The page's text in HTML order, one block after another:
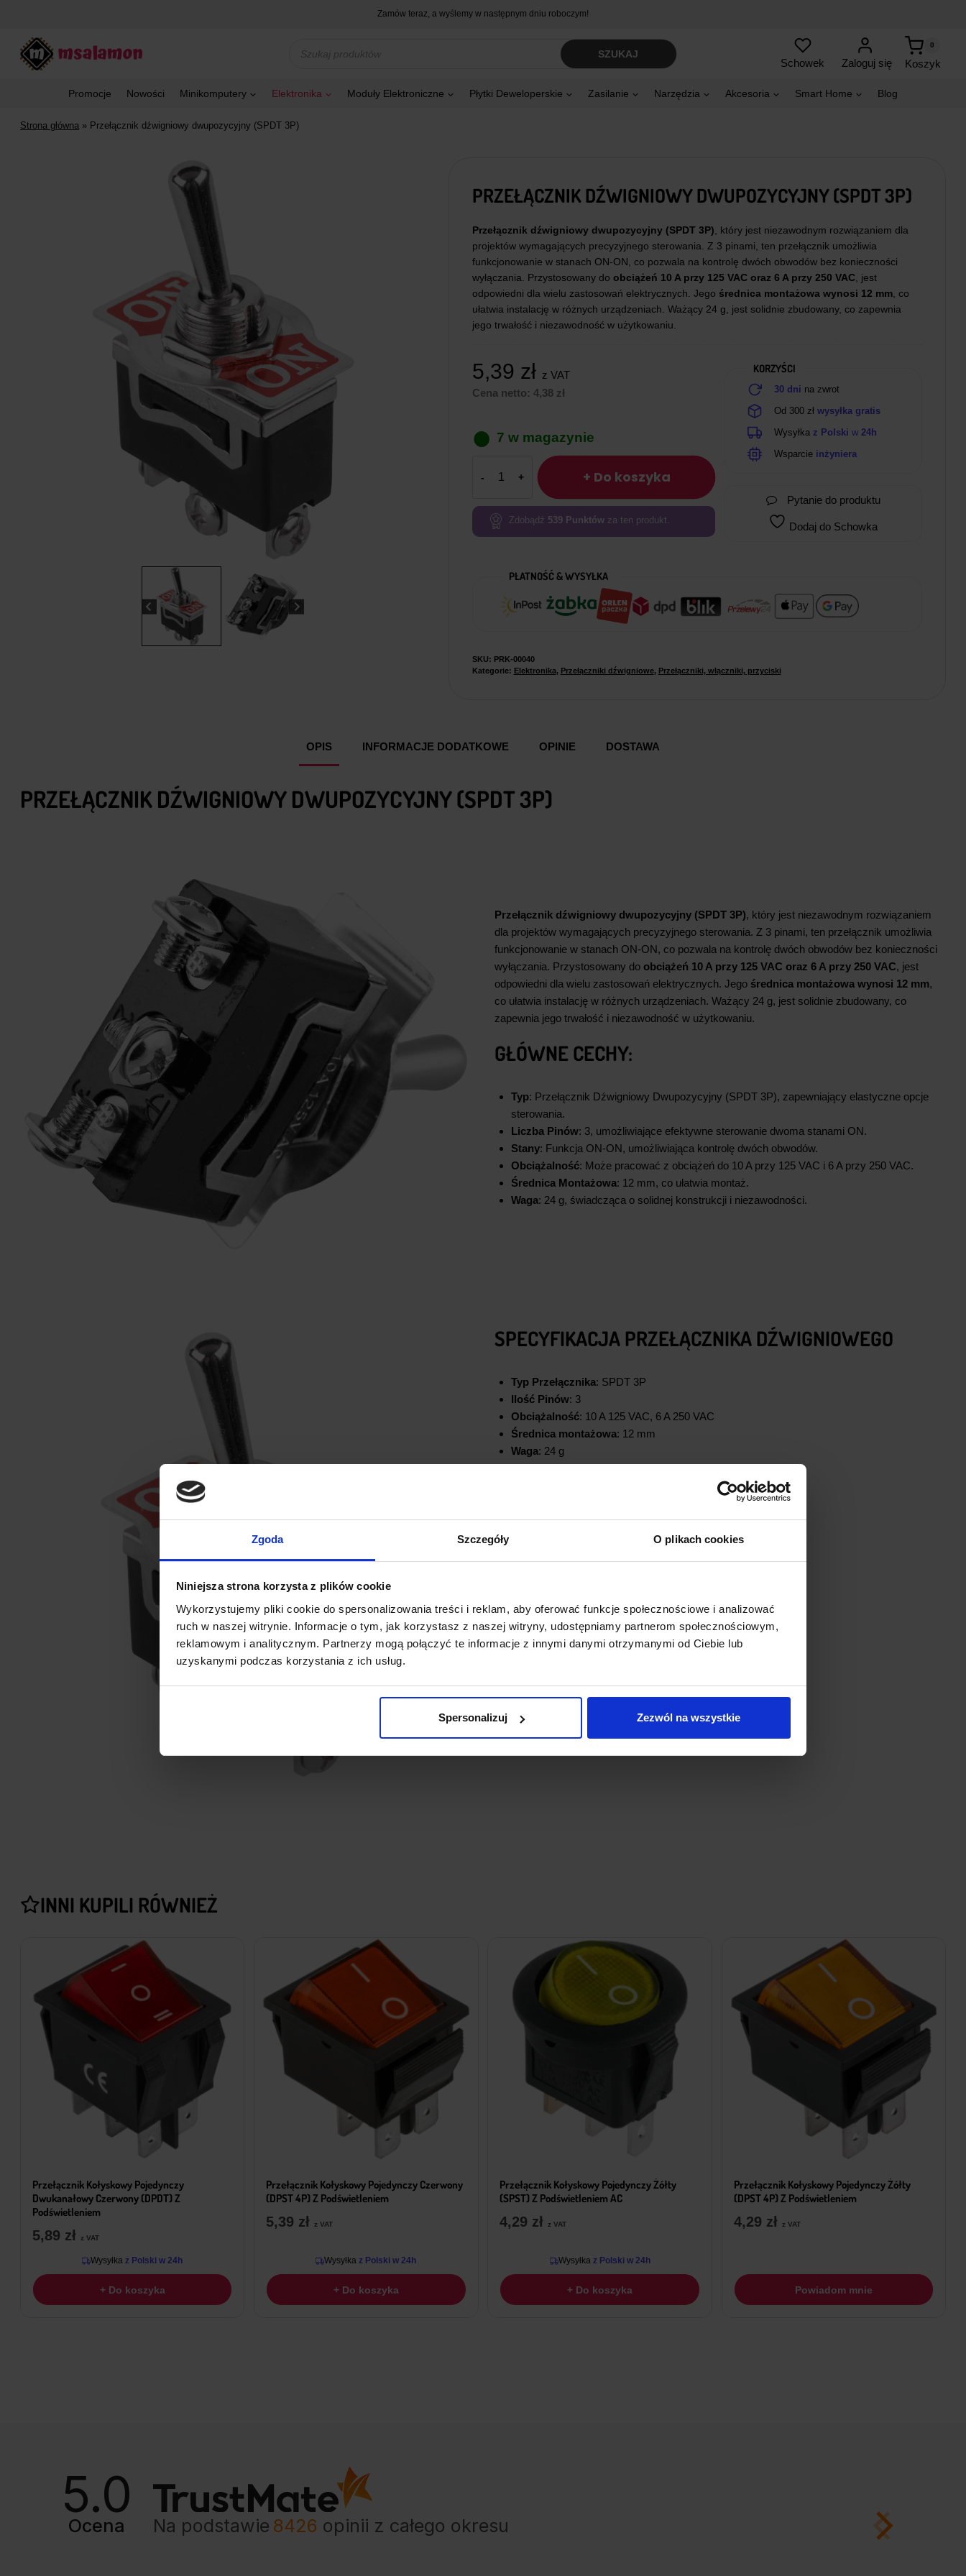
Zgoda Szczegóły O plikach cookies
Niniejsza strona korzysta z plików cookie
Wykorzystujemy pliki cookie do spersonalizowania treści i reklam, aby oferować funkcje społecznościowe i analizować
ruch w naszej witrynie. Informacje o tym, jak korzystasz z naszej witryny, udostępniamy partnerom społecznościowym,
reklamowym i analitycznym. Partnerzy mogą połączyć te informacje z innymi danymi otrzymanymi od Ciebie lub
uzyskanymi podczas korzystania z ich usług.
Spersonalizuj Zezwól na wszystkie
Zamów teraz, a wyślemy w następnym dniu roboczym!
produktów
SZUKAJ
Schowek Zaloguj się Koszyk
0
Promocje Nowości Minikomputery Elektronika Moduły Elektroniczne Płytki Deweloperskie Zasilanie Narzędzia Akcesoria Smart Home Blog
Strona główna » Przełącznik dźwigniowy dwupozycyjny (SPDT 3P)
PRZEŁĄCZNIK DŹWIGNIOWY DWUPOZYCYJNY (SPDT 3P)
Przełącznik dźwigniowy dwupozycyjny (SPDT 3P), który jest niezawodnym rozwiązaniem dla
projektów wymagających precyzyjnego sterowania. Z 3 pinami, ten przełącznik umożliwia
funkcjonowanie w stanach ON-ON, co pozwala na kontrolę dwóch obwodów bez konieczności
wyłączania. Przystosowany do obciążeń 10 A przy 125 VAC oraz 6 A przy 250 VAC, jest
odpowiedni dla wielu zastosowań elektrycznych. Jego średnica montażowa wynosi 12 mm, co
ułatwia instalację w różnych urządzeniach. Ważący 24 g, jest solidnie zbudowany, co zapewnia
jego trwałość i niezawodność w użytkowaniu.
5,39 zł z VAT
Cena netto: 4,38 zł
7 w magazynie
Przełącznik
dwupozycyjny
(SPDT
+ Do koszyka
Zdobądź 539Punktówza ten produkt.
KORZYŚCI
30 dni na zwrot
Od 300 złwysyłka gratis
Wysyłka z Polskiw24h
Wsparcie inżyniera
Pytanie do produktu
Dodaj do Schowka
PŁATNOŚĆ & WYSYŁKA
SKU: PRK-00040
Kategorie: Elektronika, Przełączniki dźwigniowe, Przełączniki, włączniki, przyciski
OPIS INFORMACJE DODATKOWE OPINIE DOSTAWA
PRZEŁĄCZNIK DŹWIGNIOWY DWUPOZYCYJNY (SPDT 3P)
Przełącznik dźwigniowy dwupozycyjny (SPDT 3P), który jest niezawodnym rozwiązaniem
dla projektów wymagających precyzyjnego sterowania. Z 3 pinami, ten przełącznik umożliwia
funkcjonowanie w stanach ON-ON, co pozwala na kontrolę dwóch obwodów bez konieczności
wyłączania. Przystosowany do obciążeń 10 A przy 125 VAC oraz 6 A przy 250 VAC, jest
odpowiedni dla wielu zastosowań elektrycznych. Jego średnica montażowa wynosi 12 mm,
co ułatwia instalację w różnych urządzeniach. Ważący 24 g, jest solidnie zbudowany, co
zapewnia jego trwałość i niezawodność w użytkowaniu.
GŁÓWNE CECHY:
Typ: Przełącznik Dźwigniowy Dwupozycyjny (SPDT 3P), zapewniający elastyczne opcje
sterowania.
Liczba Pinów: 3, umożliwiające efektywne sterowanie dwoma stanami ON.
Stany: Funkcja ON-ON, umożliwiająca kontrolę dwóch obwodów.
Obciążalność: Może pracować z obciążeń do 10 A przy 125 VAC i 6 A przy 250 VAC.
Średnica Montażowa: 12 mm, co ułatwia montaż.
Waga: 24 g, świadcząca o solidnej konstrukcji i niezawodności.
SPECYFIKACJA PRZEŁĄCZNIKA DŹWIGNIOWEGO
Typ Przełącznika: SPDT 3P
Ilość Pinów: 3
Obciążalność: 10 A 125 VAC, 6 A 250 VAC
Średnica montażowa: 12 mm
Waga: 24 g
INNI KUPILI RÓWNIEŻ
Przełącznik Kołyskowy Pojedynczy
Dwukanałowy Czerwony (DPDT) Z
Podświetleniem
5,89 zł z VAT
Wysyłka z Polski w 24h
+ Do koszyka
Przełącznik Kołyskowy Pojedynczy Czerwony
(DPST 4P) Z Podświetleniem
5,39 zł z VAT
Wysyłka z Polski w 24h
+ Do koszyka
Przełącznik Kołyskowy Pojedynczy Żółty
(SPST) Z Podświetleniem AC
4,29 zł z VAT
Wysyłkaz Polski w 24h
+ Do koszyka
Przełącznik Kołyskowy Pojedynczy Żółty
(DPST 4P) Z Podświetleniem
4,29 zł z VAT
Powiadom mnie
5.0
Ocena Na podstawie 8426 opinii z całego okresu